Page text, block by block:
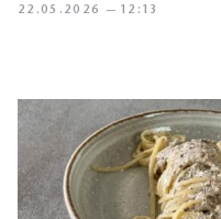
22.05.2026 — 12:13